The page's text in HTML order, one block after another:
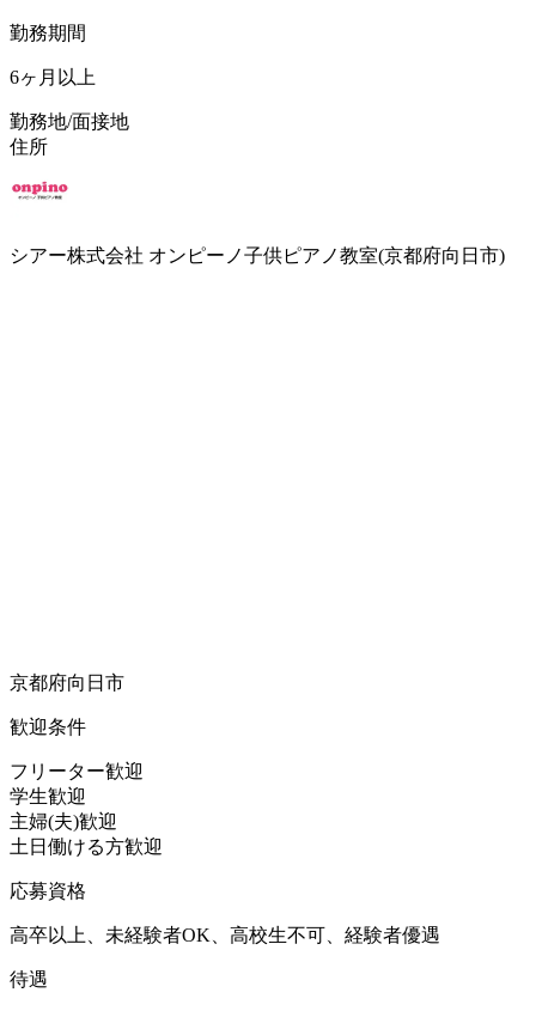
勤務期間
6ヶ月以上
勤務地/面接地
住所
シアー株式会社 オンピーノ子供ピアノ教室(京都府向日市)
京都府向日市
歓迎条件
フリーター歓迎
学生歓迎
主婦(夫)歓迎
土日働ける方歓迎
応募資格
高卒以上、未経験者OK、高校生不可、経験者優遇
待遇